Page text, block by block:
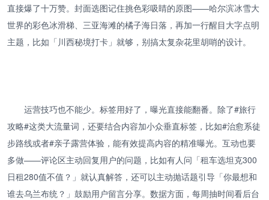
直接爆了十万赞。封面选图记住挑色彩吸睛的原图——哈尔滨冰雪大
世界的彩色冰滑梯、三亚海滩的橘子海日落，再加一行醒目大字点明
主题，比如「川西秘境打卡」就够，别搞太复杂花里胡哨的设计。
运营技巧也不能少。标签用好了，曝光直接能翻番。除了#旅行
攻略#这类大流量词，还要结合内容加小众垂直标签，比如#治愈系徒
步路线或者#亲子露营体验，能有效提高内容的精准曝光。互动也要
多做——评论区主动回复用户的问题，比如有人问「租车选坦克300
日租280值不值？」就认真解答，还可以主动抛话题引导「你最想和
谁去乌兰布统？」鼓励用户留言分享。数据方面，每周抽时间看后台